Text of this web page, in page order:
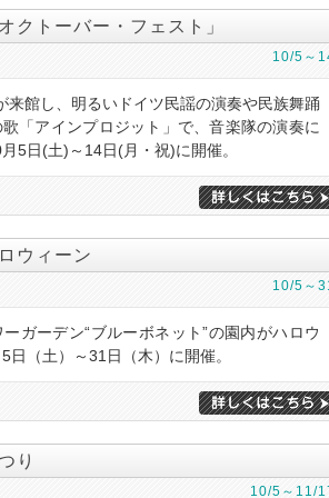
クトーバー・フェスト」
10/5～
来館し、明るいドイツ民謡の演奏や民族舞踊
「アインプロジット」で、音楽隊の演奏に
5日(土)～14日(月・祝)に開催。
ウィーン
10/5～
ガーデン“ブルーボネット”の園内がハロウ
日（土）～31日（木）に開催。
り
10/5～11/